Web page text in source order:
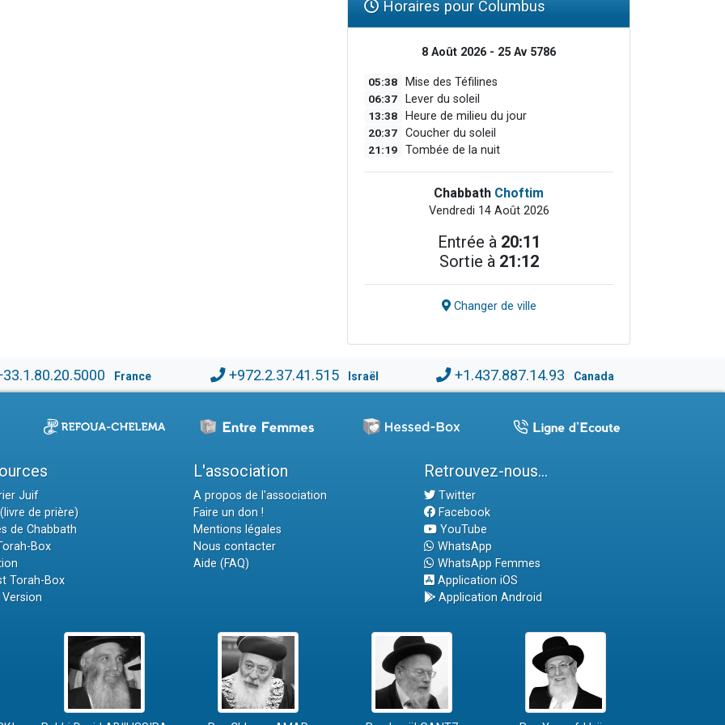
Horaires pour Columbus
8 Août 2026 - 25 Av 5786
05:38 Mise des Téfilines
06:37 Lever du soleil
13:38 Heure de milieu du jour
20:37 Coucher du soleil
21:19 Tombée de la nuit
Chabbath Choftim
Vendredi 14 Août 2026
Entrée à 20:11
Sortie à 21:12
Changer de ville
France +972.2.37.41.515 Israël +1.437.887.14.93 Canada
Juif
de prière)
de Chabbath
Box
Torah-Box
Version
L'association
A propos de l'association
Faire un don !
Mentions légales
Nous contacter
Aide (FAQ)
Retrouvez-nous...
Twitter
Facebook
YouTube
WhatsApp
WhatsApp Femmes
Application iOS
Application Android